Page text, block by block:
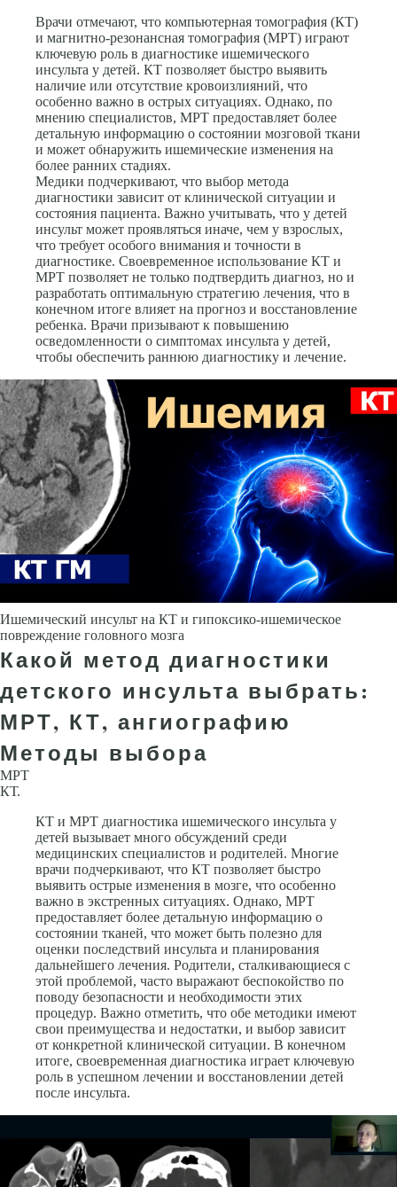
Врачи отмечают, что компьютерная томография (КТ)
и магнитно-резонансная томография (МРТ) играют
ключевую роль в диагностике ишемического
инсульта у детей. КТ позволяет быстро выявить
наличие или отсутствие кровоизлияний, что
особенно важно в острых ситуациях. Однако, по
мнению специалистов, МРТ предоставляет более
детальную информацию о состоянии мозговой ткани
и может обнаружить ишемические изменения на
более ранних стадиях.
Медики подчеркивают, что выбор метода
диагностики зависит от клинической ситуации и
состояния пациента. Важно учитывать, что у детей
инсульт может проявляться иначе, чем у взрослых,
что требует особого внимания и точности в
диагностике. Своевременное использование КТ и
МРТ позволяет не только подтвердить диагноз, но и
разработать оптимальную стратегию лечения, что в
конечном итоге влияет на прогноз и восстановление
ребенка. Врачи призывают к повышению
осведомленности о симптомах инсульта у детей,
чтобы обеспечить раннюю диагностику и лечение.
Ишемический инсульт на КТ и гипоксико-ишемическое
повреждение головного мозга
Какой метод диагностики
детского инсульта выбрать:
МРТ, КТ, ангиографию
Методы выбора
МРТ
КТ.
КТ и МРТ диагностика ишемического инсульта у
детей вызывает много обсуждений среди
медицинских специалистов и родителей. Многие
врачи подчеркивают, что КТ позволяет быстро
выявить острые изменения в мозге, что особенно
важно в экстренных ситуациях. Однако, МРТ
предоставляет более детальную информацию о
состоянии тканей, что может быть полезно для
оценки последствий инсульта и планирования
дальнейшего лечения. Родители, сталкивающиеся с
этой проблемой, часто выражают беспокойство по
поводу безопасности и необходимости этих
процедур. Важно отметить, что обе методики имеют
свои преимущества и недостатки, и выбор зависит
от конкретной клинической ситуации. В конечном
итоге, своевременная диагностика играет ключевую
роль в успешном лечении и восстановлении детей
после инсульта.